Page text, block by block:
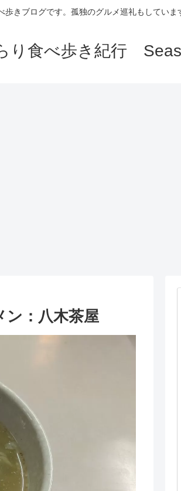
きブログです。孤独のグルメ巡礼もしていま
り食べ歩き紀行
ン：八木茶屋